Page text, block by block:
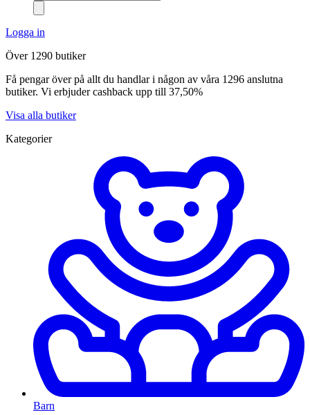
Logga in
Över 1290 butiker
Få pengar över på allt du handlar i någon av våra 1296 anslutna
butiker. Vi erbjuder cashback upp till 37,50%
Visa alla butiker
Kategorier
Barn